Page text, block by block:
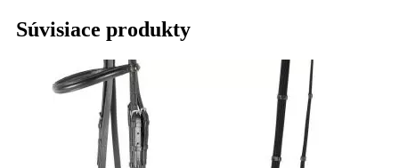
Súvisiace produkty